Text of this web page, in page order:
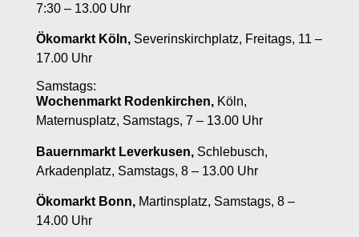
7:30 – 13.00 Uhr
Ökomarkt Köln,Severinskirchplatz, Freitags, 11 –
17.00 Uhr
Samstags:
Wochenmarkt Rodenkirchen,Köln,
Maternusplatz, Samstags, 7 – 13.00 Uhr
Bauernmarkt Leverkusen,Schlebusch,
Arkadenplatz, Samstags, 8 – 13.00 Uhr
Ökomarkt Bonn,Martinsplatz, Samstags, 8 –
14.00 Uhr